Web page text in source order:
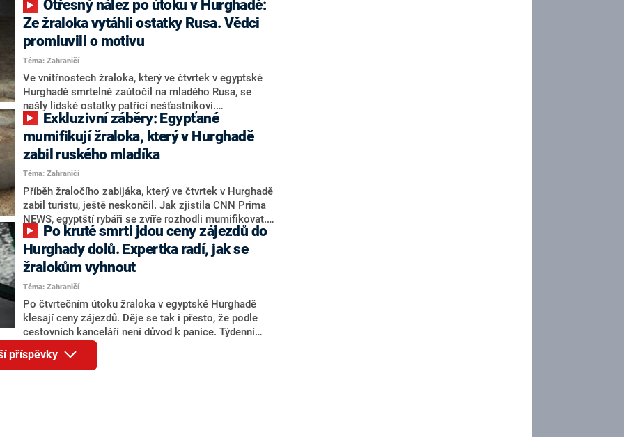
Orlov, jenž vyslovil podezření, že se jedná o stejného
predátora, který loni zabil dvě turistky. O názoru
odborníka informoval britský deník The Sun.
Ze žraloka vytáhli ostatky Rusa. Vědci
promluvili o motivu
Téma: Zahraničí
Ve vnitřnostech žraloka, který ve čtvrtek v egyptské
Hurghadě smrtelně zaútočil na mladého Rusa, se
našly lidské ostatky patřící nešťastníkovi.
Krvežíznivou parybu odchytli rybáři chvíli po brutálním
napadení. Mladík zoufale volal o pomoc svého otce,
ale nikdo nebyl nablízku. Útok trval jen pár vteřin.
Informaci o nálezu přinesl britský web Daily Mail. Tělo
ubitého žraloka následně prošlo mumifikací a bude
vystaveno v místním muzeu.
mumifikují žraloka, který v Hurghadě
zabil ruského mladíka
Téma: Zahraničí
Příběh žraločího zabijáka, který ve čtvrtek v Hurghadě
zabil turistu, ještě neskončil. Jak zjistila CNN Prima
NEWS, egyptští rybáři se zvíře rozhodli mumifikovat.
Místní obyvatel Mohammed, provozovatel cestovní
kanceláře, celou „operaci“ natáčel a záběry poskytl
redakci.
Hurghady dolů. Expertka radí, jak se
žralokům vyhnout
Téma: Zahraničí
Po čtvrtečním útoku žraloka v egyptské Hurghadě
klesají ceny zájezdů. Děje se tak i přesto, že podle
cestovních kanceláří není důvod k panice. Týdenní
dovolená se momentálně dá sehnat i pod pět tisíc.
Tamní úřady hned uzavřely 74 kilometrů dlouhý úsek
pobřeží, nepřístupný zůstane až do neděle.
příspěvky